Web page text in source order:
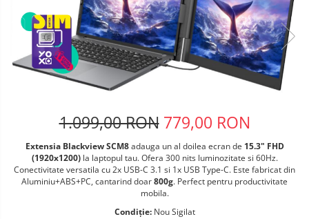
Telefoane mobile Ulefone
Telefoane mobile Unihertz
Telefoane mobile Cubot
Telefoane mobile Blackview
Telefoane mobile OSCAL
Telefoane mobile Lagenio
Telefoane mobile Samsung
Telefoane mobile iSEN
Telefoane mobile F150
Telefoane mobile HUAWEI
1.099,00 RON 779,00 RON
Extensia Blackview SCM8adauga un al doilea ecran de 15.3" FHD
(1920x1200)la laptopul tau. Ofera 300 nits luminozitate si 60Hz.
Conectivitate versatila cu 2x USB-C 3.1 si 1x USB Type-C. Este fabricat din
Aluminiu+ABS+PC, cantarind doar800g. Perfect pentru productivitate
mobila.
Condiție: Nou Sigilat